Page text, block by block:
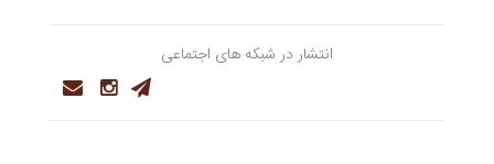
انتشار در شبکه های اجتماعی